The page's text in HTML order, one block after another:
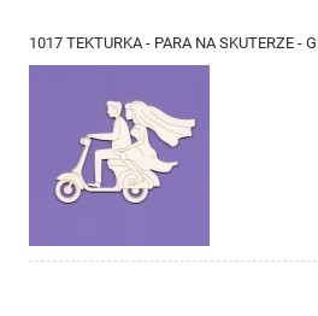
1017 TEKTURKA - PARA NA SKUTERZE -